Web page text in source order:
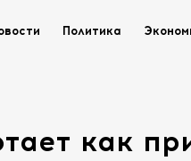
Политика
как